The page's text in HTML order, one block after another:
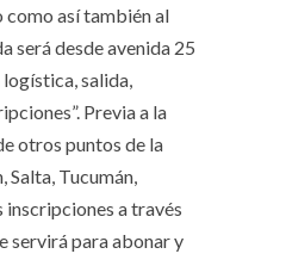
así también al
será desde avenida 25
salida,
Previa a la
otros puntos de la
Salta, Tucumán,
a través
servirá para abonar y